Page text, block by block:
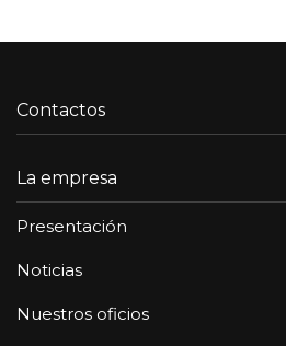
Contactos
La empresa
Presentación
Noticias
Nuestros oficios